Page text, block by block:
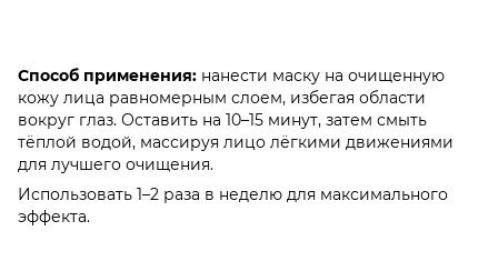
Способ применения: нанести маску на очищенную
кожу лица равномерным слоем, избегая области
вокруг глаз. Оставить на 10–15 минут, затем смыть
тёплой водой, массируя лицо лёгкими движениями
для лучшего очищения.
Использовать 1–2 раза в неделю для максимального
эффекта.